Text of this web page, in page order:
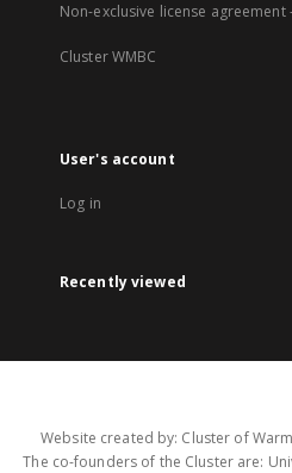
Non-exclusive license
Cluster WMBC
User's account
Log in
Recently viewed
Website created by: Cluster of
The co-founders of the Cluster are: